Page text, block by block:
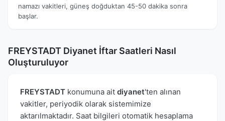
namazı vakitleri, güneş doğduktan 45-50 dakika sonra
başlar.
FREYSTADT Diyanet İftar Saatleri Nasıl
Oluşturuluyor
FREYSTADT konumuna ait diyanet'ten alınan
vakitler, periyodik olarak sistemimize
aktarılmaktadır. Saat bilgileri otomatik hesaplama